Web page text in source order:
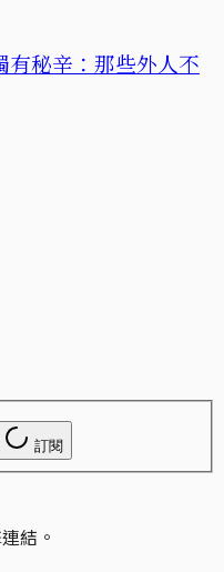
有秘辛：那些外人不
訂閱
結。